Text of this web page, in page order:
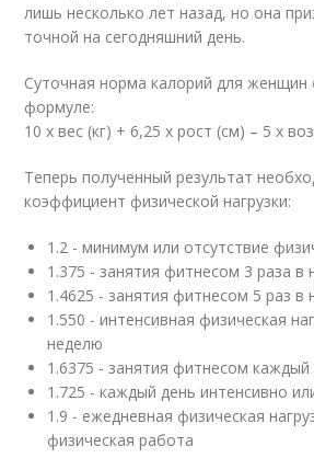
лишь несколько лет назад, но она
точной на сегодняшний день.
Суточная норма калорий для женщин
формуле:
10 х вес (кг) + 6,25 х рост (см) – 5 х
Теперь полученный результат
коэффициент физической нагрузки:
1.2 - минимум или отсутствие
1.375 - занятия фитнесом 3 раза в
1.4625 - занятия фитнесом 5 раз в
1.550 - интенсивная физическая
неделю
1.6375 - занятия фитнесом каждый
1.725 - каждый день интенсивно
1.9 - ежедневная физическая
физическая работа